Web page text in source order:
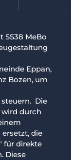
Linkedin
SS38 MeBo
Eppan,
Bozen, um
Die
durch
die
für direkte
Diese